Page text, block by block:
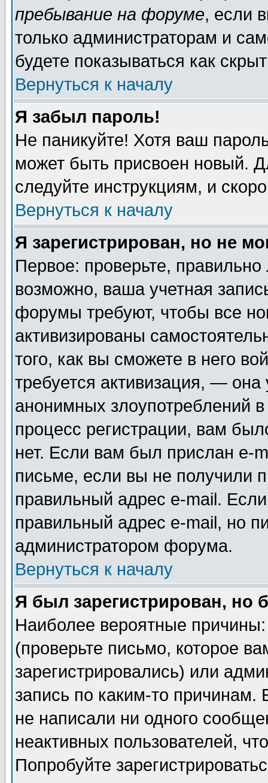
пребывание на форуме, если
только администраторам и
будете показываться как
Вернуться к началу
Я забыл пароль!
Не паникуйте! Хотя ваш
может быть присвоен новый.
следуйте инструкциям, и
Вернуться к началу
Я зарегистрирован, но не
Первое: проверьте,
возможно, ваша учетная
форумы требуют, чтобы все
активизированы
того, как вы сможете в него
требуется активизация, —
анонимных злоупотреблений
процесс регистрации, вам
нет. Если вам был прислан e-
письме, если вы не получили
правильный адрес e-mail.
правильный адрес e-mail, но
администратором форума.
Вернуться к началу
Я был зарегистрирован, но
Наиболее вероятные
(проверьте письмо, которое
зарегистрировались) или
запись по каким-то
не написали ни одного
неактивных пользователей,
Попробуйте